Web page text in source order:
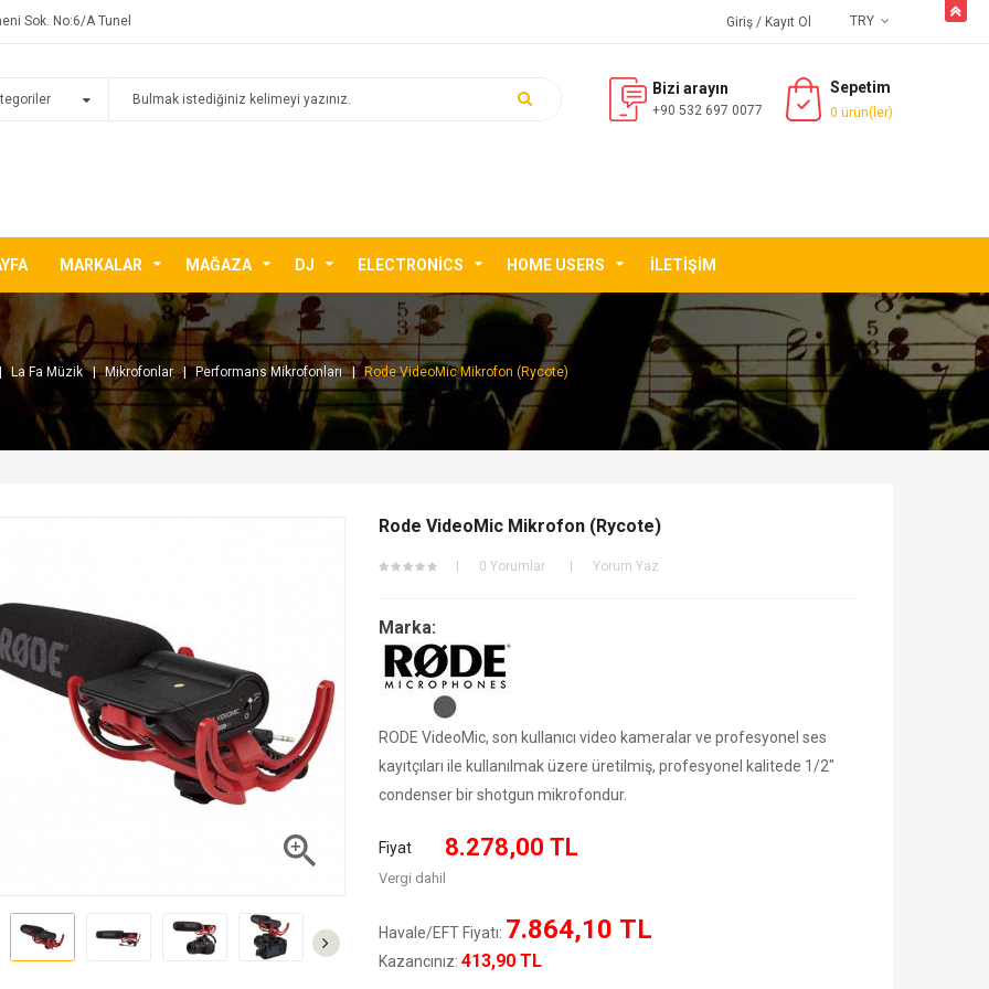
Sok. No:6/A Tunel TRY
Giriş / Kayıt Ol
Bizi arayın
+90 532 697 0077
Sepetim
0 ürün(ler)
MARKALAR MAĞAZA DJ ELECTRONICS HOME USERS İLETIŞIM
La Fa Müzik Mikrofonlar Performans Mikrofonları Rode VideoMic Mikrofon (Rycote)

Rode VideoMic Mikrofon (Rycote)
0 Yorumlar Yorum Yaz
Marka:
RODE VideoMic, son kullanıcı video kameralar ve profesyonel ses
kayıtçıları ile kullanılmak üzere üretilmiş, profesyonel kalitede 1/2"
condenser bir shotgun mikrofondur.
Fiyat 8.278,00 TL
Vergi dahil
Havale/EFT Fiyatı: 7.864,10 TL
Kazancınız: 413,90 TL